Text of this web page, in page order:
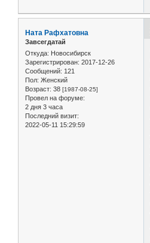
Ната Рафхатовна
Завсегдатай
Откуда: Новосибирск
Зарегистрирован: 2017-12-26
Сообщений: 121
Пол: Женский
Возраст: 38 [1987-08-25]
Провел на форуме:
2 дня 3 часа
Последний визит:
2022-05-11 15:29:59